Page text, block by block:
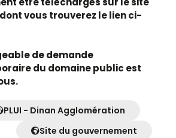
vous trouverez le lien ci-
de demande
du domaine public est
PLUI - Dinan Agglomération
Site du gouvernement